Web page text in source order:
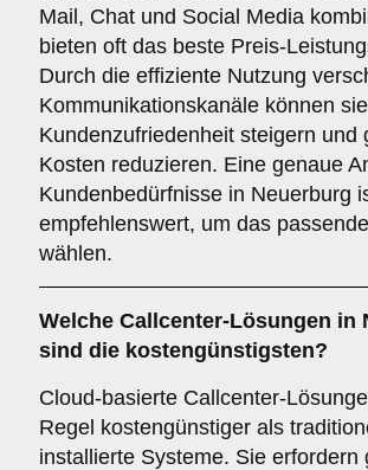
Mail, Chat und Social Media
bieten oft das beste Preis-
Durch die effiziente Nutzung
Kommunikationskanäle können
Kundenzufriedenheit steigern und
Kosten reduzieren. Eine genaue
Kundenbedürfnisse in Neuerburg
empfehlenswert, um das
wählen.
Welche Callcenter-Lösungen in
sind die kostengünstigsten?
Cloud-basierte Callcenter-
Regel kostengünstiger als
installierte Systeme. Sie erfordern